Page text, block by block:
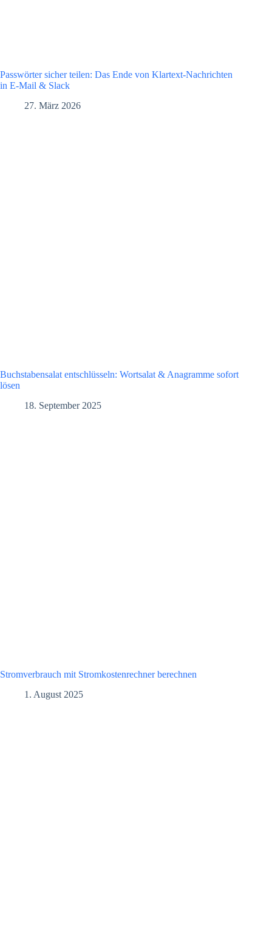
Passwörter sicher teilen: Das Ende von Klartext-Nachrichten
in E-Mail & Slack
27. März 2026
Buchstabensalat entschlüsseln: Wortsalat & Anagramme sofort
lösen
18. September 2025
Stromverbrauch mit Stromkostenrechner berechnen
1. August 2025